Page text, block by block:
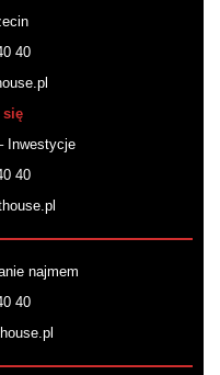
40
się
Inwestycje
40
najmem
40